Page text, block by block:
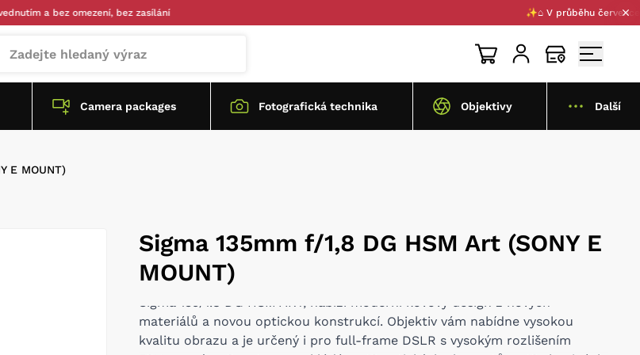
a bez omezení, bez zasílání ✨⌂ V průběhu července
Camera packages Fotografická technika Objektivy Další
E MOUNT)
Sigma 135mm f/1,8 DG HSM Art (SONY E
MOUNT)
Sigma 135/1.8 DG HSM ART, nabízí moderní kovový design z nových
materiálů a novou optickou konstrukcí. Objektiv vám nabídne vysokou
kvalitu obrazu a je určený i pro full-frame DSLR s vysokým rozlišením